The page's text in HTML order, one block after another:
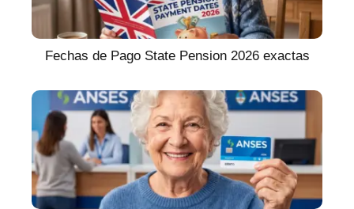
Fechas de Pago State Pension 2026 exactas